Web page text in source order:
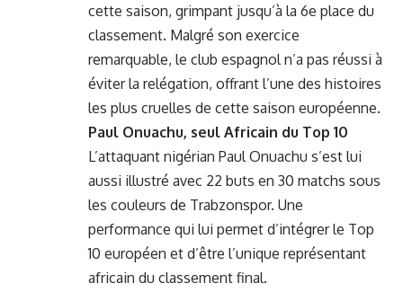
cette saison, grimpant jusqu’à la 6e place du
classement. Malgré son exercice
remarquable, le club espagnol n’a pas réussi à
éviter la relégation, offrant l’une des histoires
les plus cruelles de cette saison européenne.
Paul Onuachu, seul Africain du Top 10
L’attaquant nigérian Paul Onuachu s’est lui
aussi illustré avec 22 buts en 30 matchs sous
les couleurs de Trabzonspor. Une
performance qui lui permet d’intégrer le Top
10 européen et d’être l’unique représentant
africain du classement final.